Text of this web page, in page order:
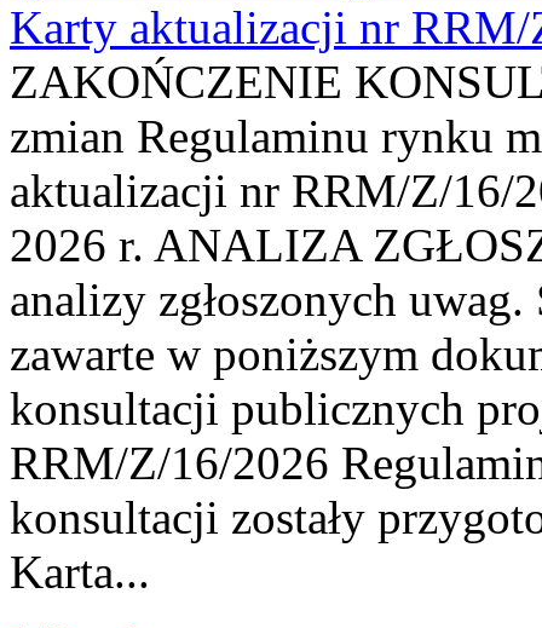
Karty aktualizacji nr
ZAKOŃCZENIE
zmian Regulaminu rynku
aktualizacji nr RRM/Z/16/
2026 r. ANALIZA
analizy zgłoszonych
zawarte w poniższym
konsultacji publicznych
RRM/Z/16/2026
konsultacji zostały
Karta...